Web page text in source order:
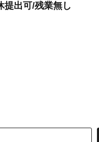
提出可/残業無し